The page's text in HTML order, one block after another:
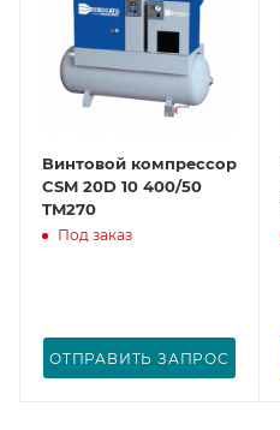
Винтовой компрессор
CSM 20D 10 400/50
TM270
Под заказ
ОТПРАВИТЬ ЗАПРОС